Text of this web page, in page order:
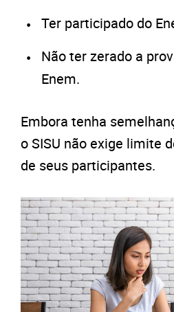
Ter participado do
Não ter zerado a
Enem.
Embora tenha
o SISU não exige limite
de seus participantes.